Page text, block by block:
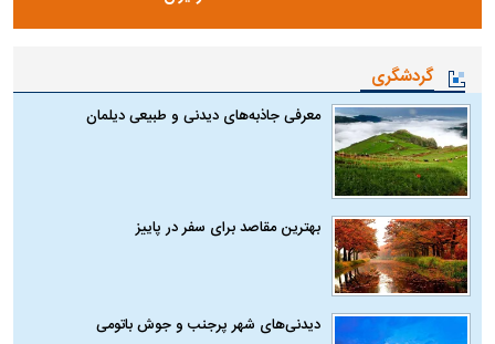
گردشگری
معرفی جاذبه‌های دیدنی و طبیعی دیلمان
بهترین مقاصد برای سفر در پاییز
دیدنی‌های شهر پرجنب و جوش باتومی